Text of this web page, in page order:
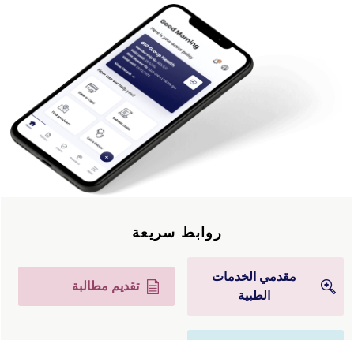
روابط سريعة
مقدمي الخدمات
الطبية
تقديم مطالبة